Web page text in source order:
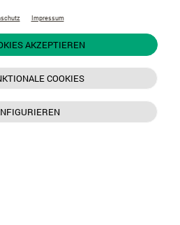
Impressum
AKZEPTIEREN
COOKIES